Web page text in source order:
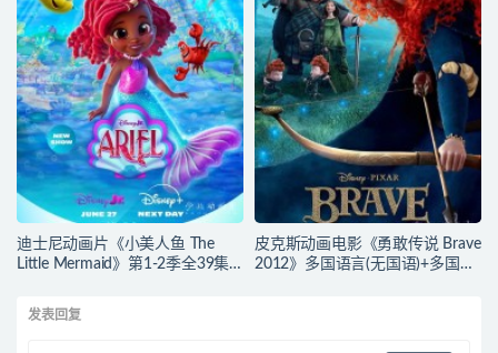
720P/MKV/15.9G 动画片小狮王
守护队下载
头脑特工队下载
迪士尼动画片《小美人鱼 The
Little Mermaid》第1-2季全39集
纯净收藏版 720P/MKV/37G 动画
片小美人鱼下载
皮克斯动画电影《勇敢传说 Brave
2012》多国语言(无国语)+多国字
发表回复